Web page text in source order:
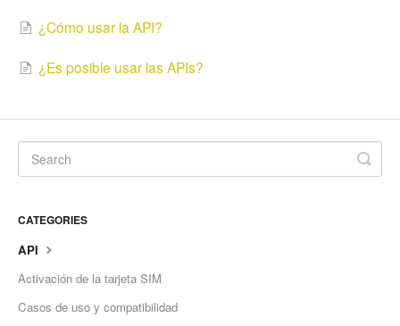
¿Cómo usar la API?
¿Es posible usar las APIs?
CATEGORIES
API
Activación de la tarjeta SIM
Casos de uso y compatibilidad